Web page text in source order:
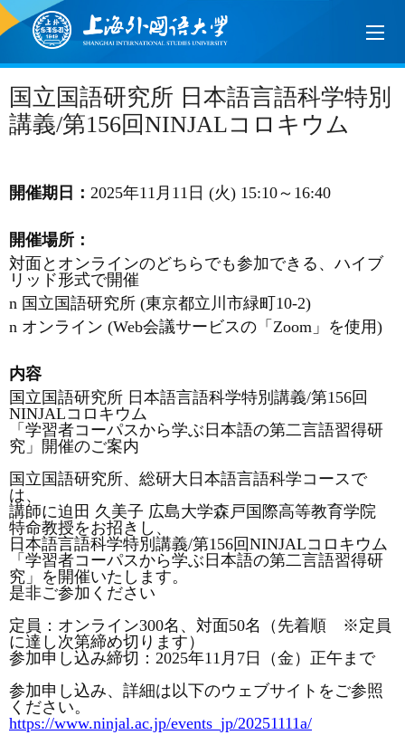
国立国語研究所 日本語言語科学特別
講義/第156回NINJALコロキウム
開催期日 ： 2025年11 月 11 日 (火) 15:10～ 16:40
開催場所 ：
対面とオンラインのどちらでも参加できる、ハイブ
リッド形式で開催
n 国立国語研究所 (東京都立川市緑町 10-2)
n オンライン (Web会議サービスの「 Zoom 」を使用)
内容
国立国語研究所 日本語言語科学特別講義/第156回
NINJALコロキウム
「学習者コーパスから学ぶ日本語の第二言語習得研
究」開催のご案内
国立国語研究所、総研大日本語言語科学コースで
は、
講師に迫田 久美子 広島大学森戸国際高等教育学院
特命教授をお招きし、
日本語言語科学特別講義/第156回NINJALコロキウム
「学習者コーパスから学ぶ日本語の第二言語習得研
究」を開催いたします。
是非ご参加ください
定員：オンライン300名、対面50名（先着順 ※定員
に達し次第締め切ります）
参加申し込み締切： 2025年11 月 7 日（金）正午まで
参加申し込み、詳細は以下のウェブサイトをご参照
ください。
https://www.ninjal.ac.jp/events_jp/20251111a/